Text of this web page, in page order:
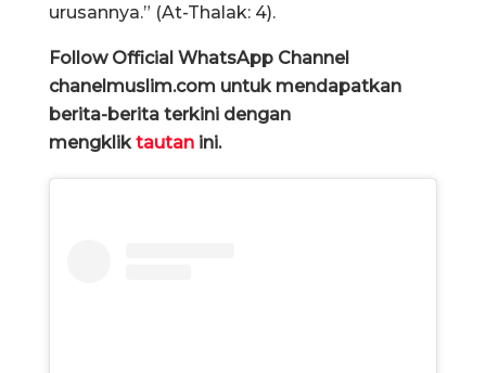
urusannya.” (At-Thalak: 4).
Follow Official WhatsApp Channel
chanelmuslim.com untuk mendapatkan
berita-berita terkini dengan
mengklik tautan ini.